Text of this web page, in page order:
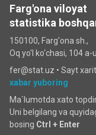
Farg'ona viloyat
statistika
150100, Farg'ona sh.,
Oq yo'l ko‘chаsi, 104 a-
fer@stat.uz • Sayt
xabar yuboring
Ma`lumotda xato
Uni belgilang va
bosing Ctrl + Enter